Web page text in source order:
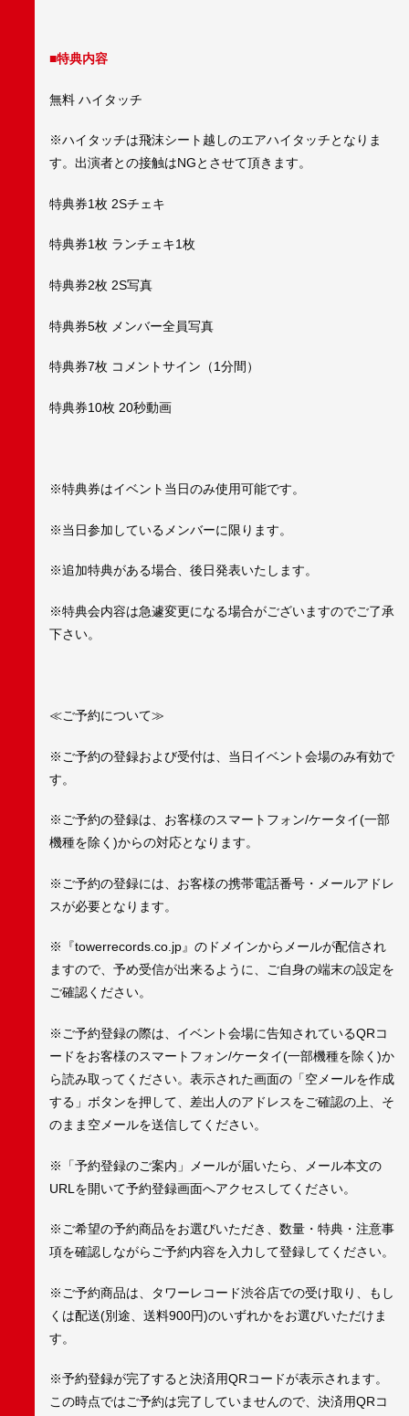
■特典内容
無料 ハイタッチ
※ハイタッチは飛沫シート越しのエアハイタッチとなりま
す。出演者との接触はNGとさせて頂きます。
特典券1枚 2Sチェキ
特典券1枚 ランチェキ1枚
特典券2枚 2S写真
特典券5枚 メンバー全員写真
特典券7枚 コメントサイン（1分間）
特典券10枚 20秒動画
※特典券はイベント当日のみ使用可能です。
※当日参加しているメンバーに限ります。
※追加特典がある場合、後日発表いたします。
※特典会内容は急遽変更になる場合がございますのでご了承
下さい。
≪ご予約について≫
※ご予約の登録および受付は、当日イベント会場のみ有効で
す。
※ご予約の登録は、お客様のスマートフォン/ケータイ(一部
機種を除く)からの対応となります。
※ご予約の登録には、お客様の携帯電話番号・メールアドレ
スが必要となります。
※『towerrecords.co.jp』のドメインからメールが配信され
ますので、予め受信が出来るように、ご自身の端末の設定を
ご確認ください。
※ご予約登録の際は、イベント会場に告知されているQRコ
ードをお客様のスマートフォン/ケータイ(一部機種を除く)か
ら読み取ってください。表示された画面の「空メールを作成
する」ボタンを押して、差出人のアドレスをご確認の上、そ
のまま空メールを送信してください。
※「予約登録のご案内」メールが届いたら、メール本文の
URLを開いて予約登録画面へアクセスしてください。
※ご希望の予約商品をお選びいただき、数量・特典・注意事
項を確認しながらご予約内容を入力して登録してください。
※ご予約商品は、タワーレコード渋谷店での受け取り、もし
くは配送(別途、送料900円)のいずれかをお選びいただけま
す。
※予約登録が完了すると決済用QRコードが表示されます。
この時点ではご予約は完了していませんので、決済用QRコ